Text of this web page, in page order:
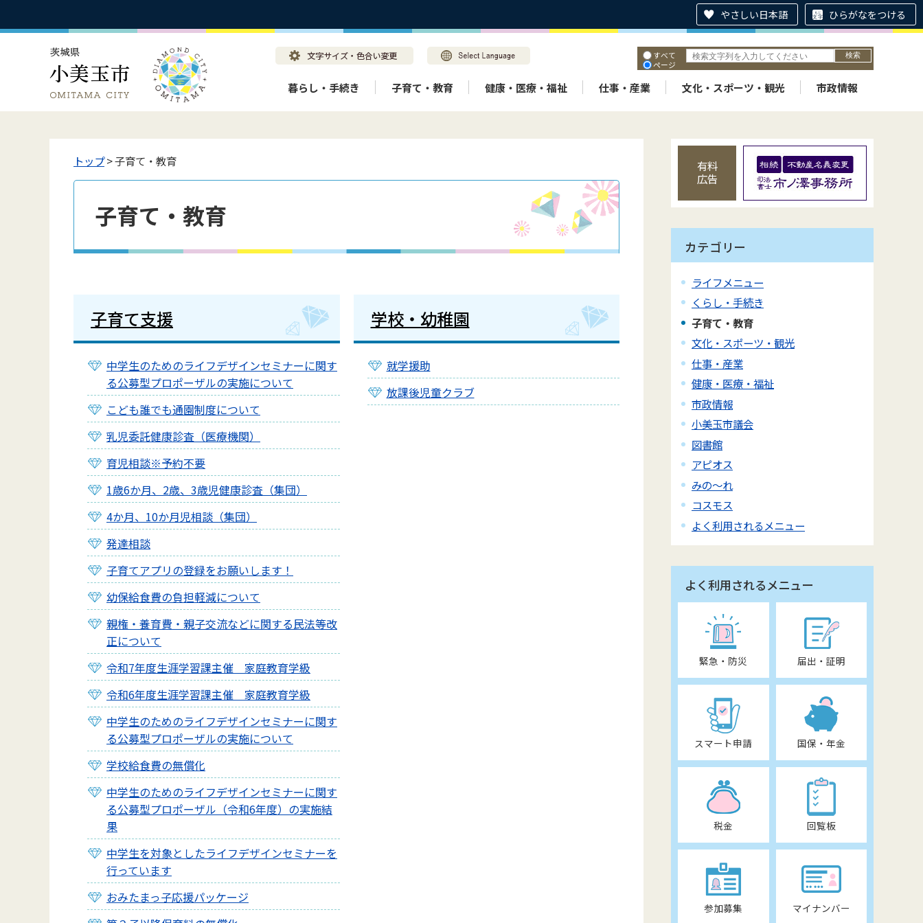
やさしい日本語 ひらがなをつける
すべて
ページ
暮らし・手続き 子育て・教育 健康・医療・福祉 仕事・産業 文化・スポーツ・観光 市政情報
トップ> 子育て・教育
子育て・教育
子育て支援
中学生のためのライフデザインセミナーに関す
る公募型プロポーザルの実施について
こども誰でも通園制度について
乳児委託健康診査（医療機関）
育児相談※予約不要
1歳6か月、2歳、3歳児健康診査（集団）
4か月、10か月児相談（集団）
発達相談
子育てアプリの登録をお願いします！
幼保給食費の負担軽減について
親権・養育費・親子交流などに関する民法等改
正について
令和7年度生涯学習課主催 家庭教育学級
令和6年度生涯学習課主催 家庭教育学級
中学生のためのライフデザインセミナーに関す
る公募型プロポーザルの実施について
学校給食費の無償化
中学生のためのライフデザインセミナーに関す
る公募型プロポーザル（令和6年度）の実施結
果
中学生を対象としたライフデザインセミナーを
行っています
おみたまっ子応援パッケージ
学校・幼稚園
就学援助
放課後児童クラブ
有料
広告
カテゴリー
ライフメニュー
くらし・手続き
子育て・教育
文化・スポーツ・観光
仕事・産業
健康・医療・福祉
市政情報
小美玉市議会
図書館
アピオス
みの～れ
コスモス
よく利用されるメニュー
よく利用されるメニュー
緊急・防災 届出・証明
スマート申請 国保・年金
税金 回覧板
参加募集 マイナンバー